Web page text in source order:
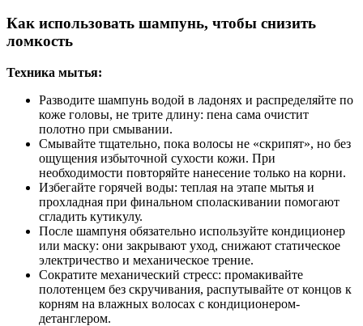
Как использовать шампунь, чтобы снизить
ломкость
Техника мытья:
Разводите шампунь водой в ладонях и распределяйте по
коже головы, не трите длину: пена сама очистит
полотно при смывании.
Смывайте тщательно, пока волосы не «скрипят», но без
ощущения избыточной сухости кожи. При
необходимости повторяйте нанесение только на корни.
Избегайте горячей воды: теплая на этапе мытья и
прохладная при финальном споласкивании помогают
сгладить кутикулу.
После шампуня обязательно используйте кондиционер
или маску: они закрывают уход, снижают статическое
электричество и механическое трение.
Сократите механический стресс: промакивайте
полотенцем без скручивания, распутывайте от концов к
корням на влажных волосах с кондиционером-
детанглером.